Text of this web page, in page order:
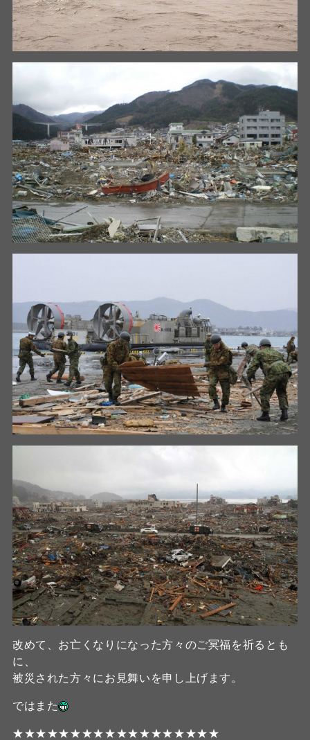
改めて、お亡くなりになった方々のご冥福を祈るとも
に、
被災された方々にお見舞いを申し上げます。
ではまた
★★★★★★★★★★★★★★★★★★